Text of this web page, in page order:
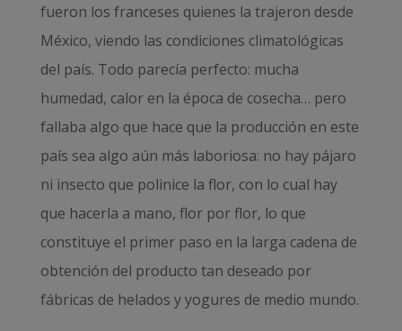
fueron los franceses quienes la trajeron desde
México, viendo las condiciones climatológicas
del país. Todo parecía perfecto: mucha
humedad, calor en la época de cosecha… pero
fallaba algo que hace que la producción en este
país sea algo aún más laboriosa: no hay pájaro
ni insecto que polinice la flor, con lo cual hay
que hacerla a mano, flor por flor, lo que
constituye el primer paso en la larga cadena de
obtención del producto tan deseado por
fábricas de helados y yogures de medio mundo.